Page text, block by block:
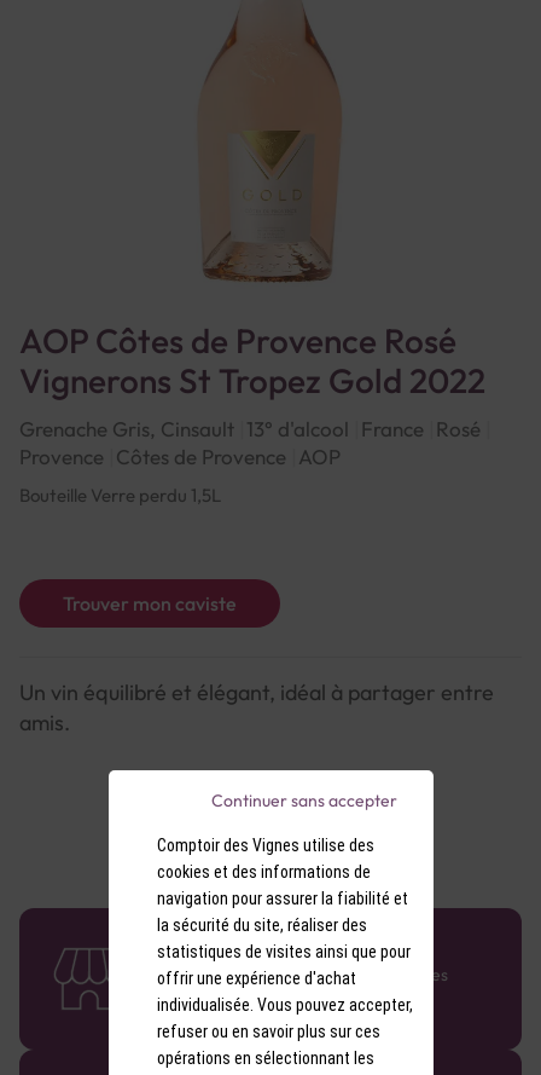
AOP Côtes de Provence Rosé
Vignerons St Tropez Gold 2022
Grenache Gris, Cinsault 13° d'alcool France
Rosé
Provence Côtes de Provence AOP
Bouteille Verre perdu 1,5L
Trouver mon caviste
Un vin équilibré et élégant, idéal à partager entre
amis.
58 caves en France
Retrouvez le réseau Comptoir des Vignes
partout en France !
Comptoir des Vignes utilise des
cookies et des informations de
navigation pour assurer la fiabilité et
la sécurité du site, réaliser des
statistiques de visites ainsi que pour
offrir une expérience d'achat
individualisée. Vous pouvez accepter,
refuser ou en savoir plus sur ces
opérations en sélectionnant les
Continuer sans accepter